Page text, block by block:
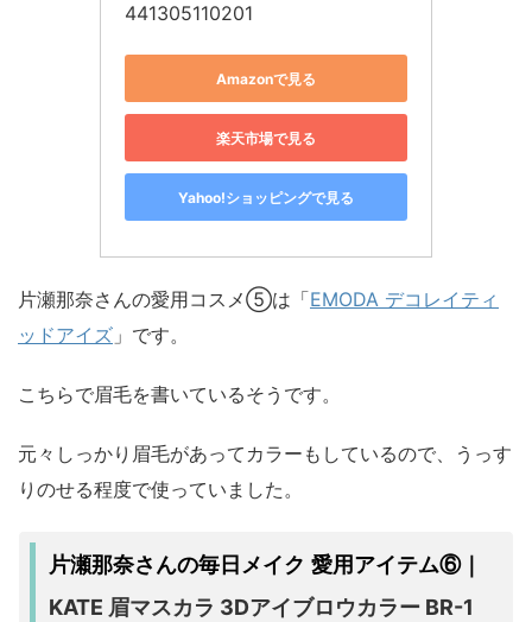
441305110201
Amazonで見る
楽天市場で見る
Yahoo!ショッピングで見る
片瀬那奈さんの愛用コスメ⑤は「EMODA デコレイティ
ッドアイズ 」です。
こちらで眉毛を書いているそうです。
元々しっかり眉毛があってカラーもしているので、うっす
りのせる程度で使っていました。
片瀬那奈さんの毎日メイク 愛用アイテム⑥｜
KATE 眉マスカラ 3Dアイブロウカラー BR-1